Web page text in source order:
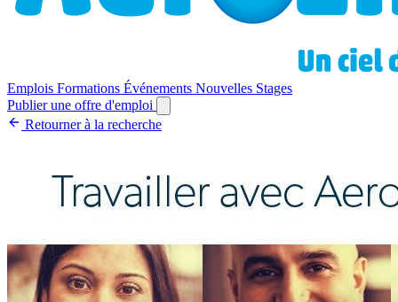
Emplois Formations Événements Nouvelles Stages
Publier une offre d'emploi
Retourner à la recherche